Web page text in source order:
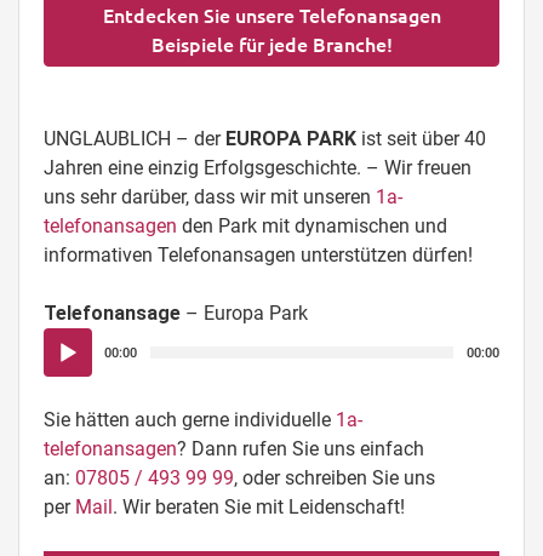
Entdecken Sie unsere Telefonansagen
Beispiele für jede Branche!
UNGLAUBLICH – der EUROPA PARK ist seit über 40
Jahren eine einzig Erfolgsgeschichte. – Wir freuen
uns sehr darüber, dass wir mit unseren 1a-
telefonansagen den Park mit dynamischen und
informativen Telefonansagen unterstützen dürfen!
Telefonansage – Europa Park
Audio-
Player
00:00 00:00
Sie hätten auch gerne individuelle 1a-
telefonansagen? Dann rufen Sie uns einfach
an: 07805 / 493 99 99, oder schreiben Sie uns
per Mail. Wir beraten Sie mit Leidenschaft!